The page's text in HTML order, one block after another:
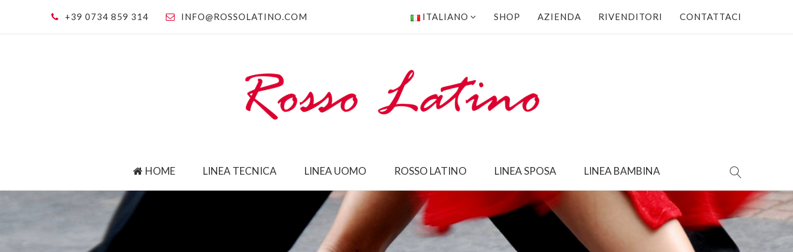
+39 0734 859 314 INFO@ROSSOLATINO.COM ITALIANO SHOP AZIENDA RIVENDITORI CONTATTACI
HOME LINEA TECNICA LINEA UOMO ROSSO LATINO LINEA SPOSA LINEA BAMBINA